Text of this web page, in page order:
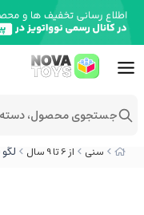
سنی از 6 تا 9 سال
جستجوی محصول، دسته،